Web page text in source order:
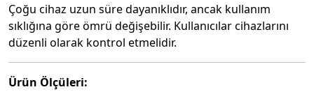
Çoğu cihaz uzun süre dayanıklıdır, ancak kullanım
sıklığına göre ömrü değişebilir. Kullanıcılar cihazlarını
düzenli olarak kontrol etmelidir.
Ürün Ölçüleri: